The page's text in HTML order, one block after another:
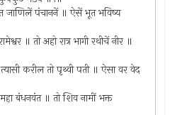
जाणिलें पंचाननें ॥ ऐसें भूत भविष्य
॥ तो अहो रात्र भागी रथीचें नीर ॥
करील तो पृथ्वी पती ॥ ऐसा वर वेद
बंधनवंत ॥ तो शिव नामीं भक्त